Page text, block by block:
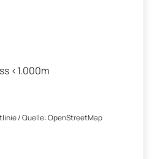
<1.000m
/ Quelle: OpenStreetMap